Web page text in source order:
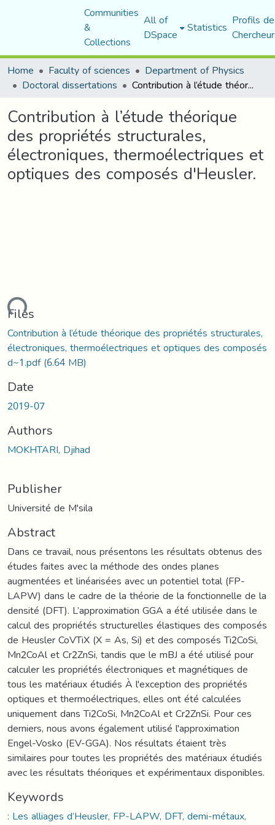
Communities
&
Collections
All of
DSpace Statistics Profils
Home
Faculty of sciences Department of Physics
Doctoral dissertations Contribution à l’étude théorique des propriétés structurales, électroniques, thermoélectriques et optiques des composés d'Heusler.
Contribution à l’étude théorique
des propriétés structurales,
électroniques, thermoélectriques et
optiques des composés d'Heusler.
Files
Contribution à l’étude théorique des propriétés structurales,
électroniques, thermoélectriques et optiques des composés
d~1.pdf(6.64 MB)
Date
2019-07
Authors
MOKHTARI, Djihad
Publisher
Université de M'sila
Abstract
Dans ce travail, nous présentons les résultats obtenus des
études faites avec la méthode des ondes planes
augmentées et linéarisées avec un potentiel total (FP-
LAPW) dans le cadre de la théorie de la fonctionnelle de la
densité (DFT). L’approximation GGA a été utilisée dans le
calcul des propriétés structurelles élastiques des composés
de Heusler CoVTiX (X = As, Si) et des composés Ti2CoSi,
Mn2CoAl et Cr2ZnSi, tandis que le mBJ a été utilisé pour
calculer les propriétés électroniques et magnétiques de
tous les matériaux étudiés À l'exception des propriétés
optiques et thermoélectriques, elles ont été calculées
uniquement dans Ti2CoSi, Mn2CoAl et Cr2ZnSi. Pour ces
derniers, nous avons également utilisé l'approximation
Engel-Vosko (EV-GGA). Nos résultats étaient très
similaires pour toutes les propriétés des matériaux étudiés
avec les résultats théoriques et expérimentaux disponibles.
Keywords
: Les alliages d’Heusler, FP-LAPW, DFT, demi-métaux,